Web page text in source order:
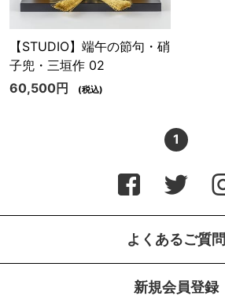
【STUDIO】端午の節句・硝
子兜・三垣作 02
60,500円
(税込)
1
よくあるご質問
新規会員登録